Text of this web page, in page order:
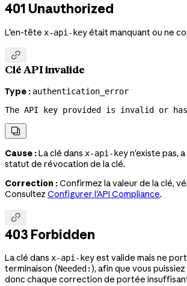
401 Unauthorized
L'en-tête x-api-keyétait manquant ou ne

Clé API invalide
Type : authentication_error
The API key provided is invalid or has

Cause :La clé dans x-api-keyn'existe pas,
statut de révocation de la clé.
Correction :Confirmez la valeur de la clé,
Consultez Configurer l'API Compliance.

403 Forbidden
La clé dans x-api-keyest valide mais ne
terminaison (Needed: ), afin que vous
donc chaque correction de portée